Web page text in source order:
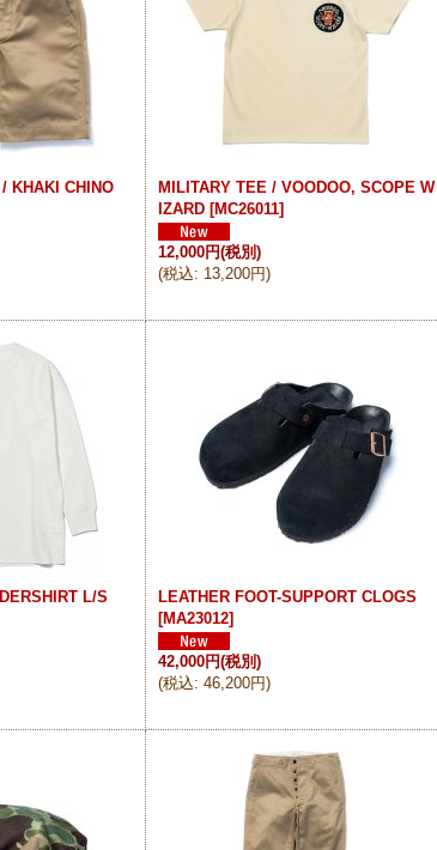
KHAKI CHINO
MILITARY TEE / VOODOO, SCOPE W
IZARD [MC26011]
12,000円(税別)
(税込: 13,200円)
L/S
LEATHER FOOT-SUPPORT CLOGS
[MA23012]
42,000円(税別)
(税込: 46,200円)